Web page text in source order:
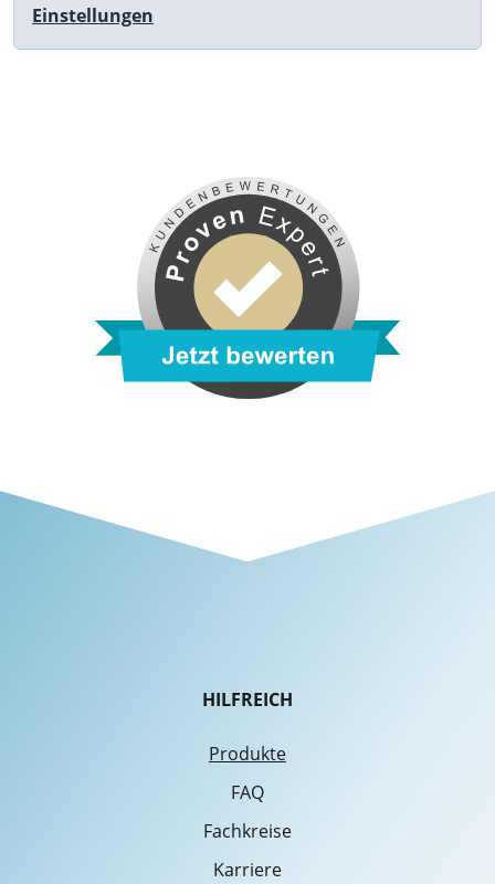
Einstellungen
HILFREICH
Produkte
FAQ
Fachkreise
Karriere